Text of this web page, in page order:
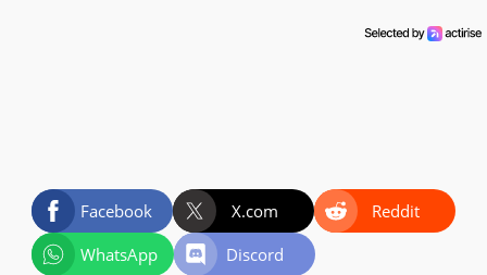
Facebook X.com
Reddit
WhatsApp
Discord